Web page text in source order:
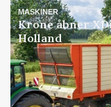
MASKINER
Krone åbner
Holland